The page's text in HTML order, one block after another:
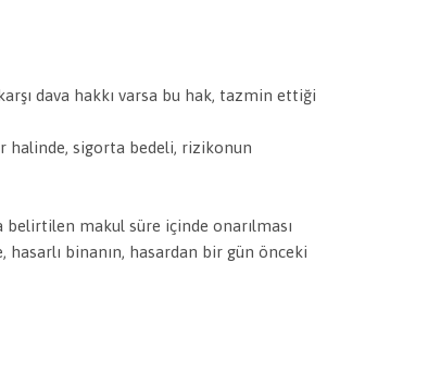
dava hakkı varsa bu hak, tazmin ettiği
halinde, sigorta bedeli, rizikonun
makul süre içinde onarılması
binanın, hasardan bir gün önceki